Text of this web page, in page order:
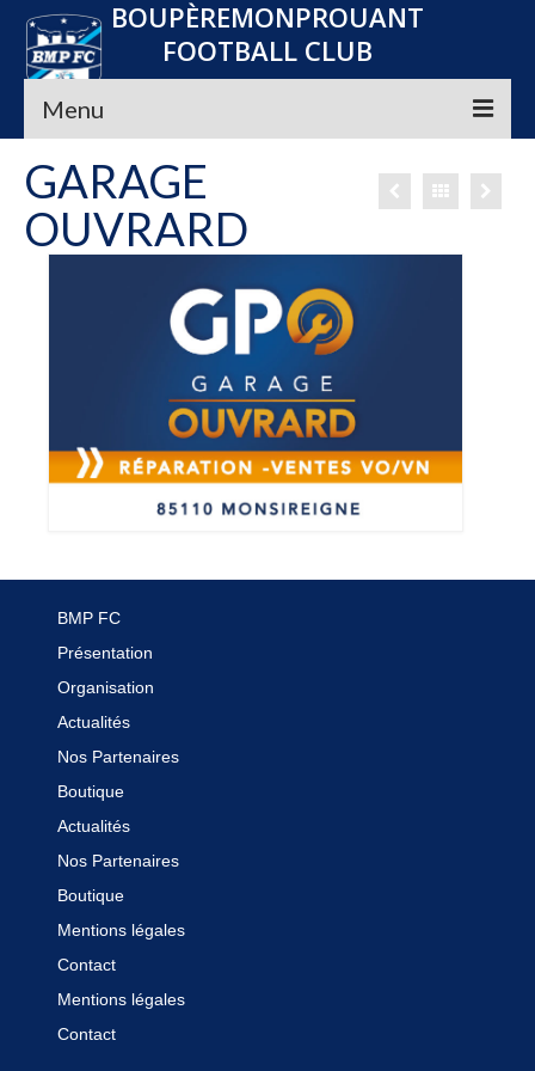
BOUPÈREMONPROUANT
FOOTBALL CLUB
Menu
Accueil
Le club
Nos Partenaires
Planning
Contact
GARAGE
OUVRARD
BMP FC
Présentation
Organisation
Actualités
Nos Partenaires
Boutique
Actualités
Nos Partenaires
Boutique
Mentions légales
Contact
Mentions légales
Contact